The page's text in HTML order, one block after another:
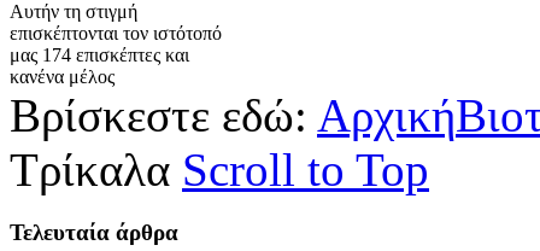
Αυτήν τη στιγμή
επισκέπτονται τον ιστότοπό
μας 174 επισκέπτες και
κανένα μέλος
Βρίσκεστε εδώ: Αρχική
Τρίκαλα Scroll to Top
Τελευταία άρθρα